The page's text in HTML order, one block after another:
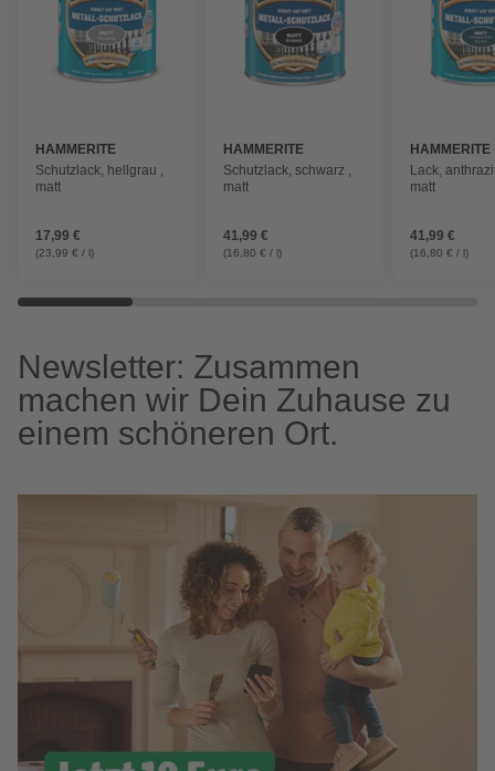
HAMMERITE
Schutzlack, hellgrau ,
matt
17,99 €
(23,99 € / l)
HAMMERITE
Schutzlack, schwarz ,
matt
41,99 €
(16,80 € / l)
HAMMERITE
Lack,
matt
41,99 €
(16,80 € / l)
Newsletter: Zusammen
machen wir Dein Zuhause zu
einem schöneren Ort.